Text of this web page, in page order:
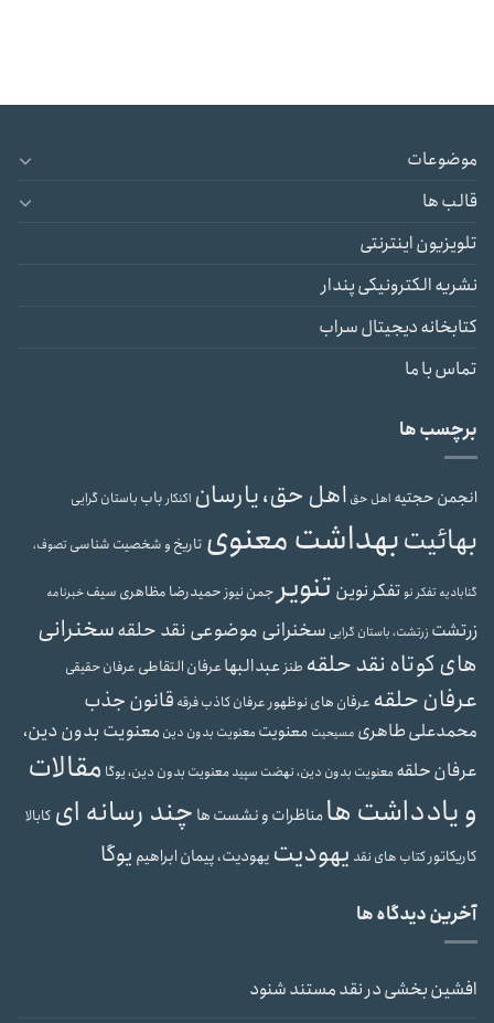
موضوعات
قالب ها
تلویزیون اینترنتی
نشریه الکترونیکی پندار
کتابخانه دیجیتال سراب
تماس با ما
برچسب ها
انجمن حجتیه اهل حق اهل حق، یارسان اکنکارباب باستان گرایی
بهائیتبهداشت معنوی تاریخ و شخصیت شناسی تصوف،
گنابادیه تفکر نوتفکر نوین تنویر جمن نیوزحمیدرضا مظاهری سیفخبرنامه
زرتشت زرتشت، باستان گرایی سخنرانی موضوعی نقد حلقهسخنرانی
های کوتاه نقد حلقه طنزعبدالبهاعرفان التقاطی عرفان حقیقی
عرفان حلقه عرفان های نوظهور عرفان کاذبفرقه قانون جذب
محمدعلی طاهری مسیحیت معنویت معنویت بدون دین معنویت بدون دین،
عرفان حلقه معنویت بدون دین، نهضت سپیدمعنویت بدون دین، یوگا مقالات
و یادداشت هامناظرات و نشست ها چند رسانه ای کابالا
کاریکاتور کتاب های نقد یهودیت یهودیت، پیمان ابراهیم یوگا
آخرین دیدگاه ها
افشین بخشیدرنقد مستند شنود